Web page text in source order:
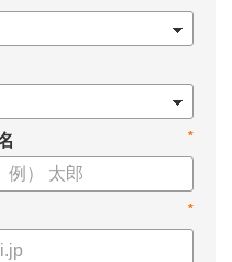
役立てください。
*
*